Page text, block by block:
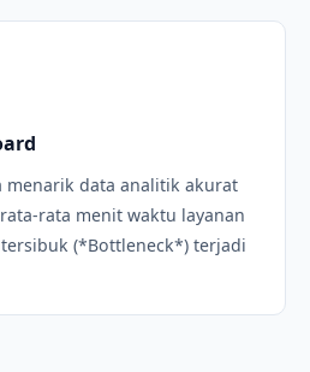
menarik data analitik akurat
rata menit waktu layanan
(*Bottleneck*) terjadi